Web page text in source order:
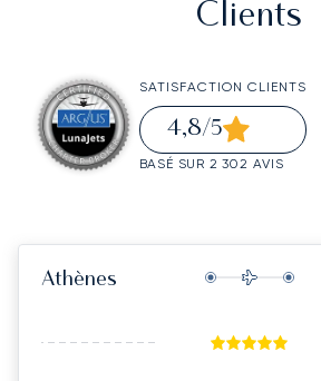
Clients
SATISFACTION CLIENTS
4,8/5
BASÉ SUR 2 302 AVIS
Athènes